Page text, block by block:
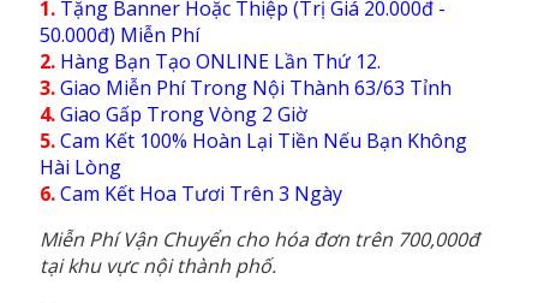
1. Tặng Banner Hoặc Thiệp (Trị Giá 20.000đ -
50.000đ) Miễn Phí
2. Hàng Bạn Tạo ONLINE Lần Thứ 12.
3.Giao Miễn Phí Trong Nội Thành 63/63 Tỉnh
4.Giao Gấp Trong Vòng 2 Giờ
5.Cam Kết 100% Hoàn Lại Tiền Nếu Bạn Không
Hài Lòng
6.Cam Kết Hoa Tươi Trên 3 Ngày
Miễn Phí Vận Chuyển cho hóa đơn trên 700,000đ
tại khu vực nội thành phố.